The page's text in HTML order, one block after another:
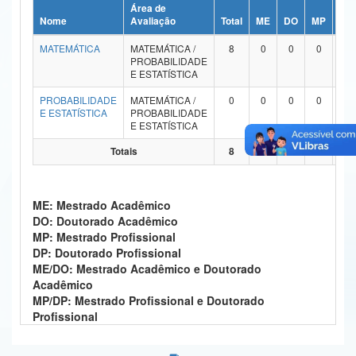
Ministério da Ciência, Tecnologia, Inovações e Comunicações
Ministério do Meio Ambiente
Ministério do Desenvolvimento Regional
Controladoria-Geral da União
Secretaria-Geral
Secretaria de Governo
Gabinete de Segurança Institucional
Advocacia-Geral da União
Nome
Área de
Avaliação
Total ME DO MP
MATEMÁTICA
MATEMÁTICA /
PROBABILIDADE
E ESTATÍSTICA
8 0 0 0
PROBABILIDADE
E ESTATÍSTICA
MATEMÁTICA /
PROBABILIDADE
E ESTATÍSTICA
0 0 0 0
Totais 8 0 0 0
ME: Mestrado Acadêmico
DO: Doutorado Acadêmico
MP: Mestrado Profissional
DP: Doutorado Profissional
ME/DO: Mestrado Acadêmico e Doutorado
Acadêmico
MP/DP: Mestrado Profissional e Doutorado
Profissional